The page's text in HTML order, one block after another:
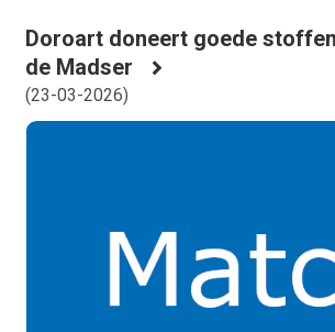
Doroart doneert goede
de Madser
(23-03-2026)